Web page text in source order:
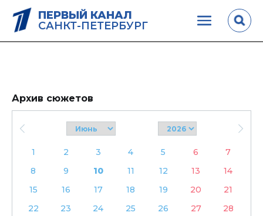
ПЕРВЫЙ КАНАЛ
САНКТ-ПЕТЕРБУРГ
Архив сюжетов
1 2 3 4 5 6
7
8
9 10 11 12 13
14
15
16 17 18 19 20
21
22
23 24 25 26 27
28